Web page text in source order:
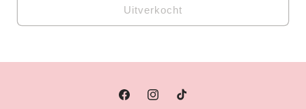
Uitverkocht
FacebookInstagramTikTok